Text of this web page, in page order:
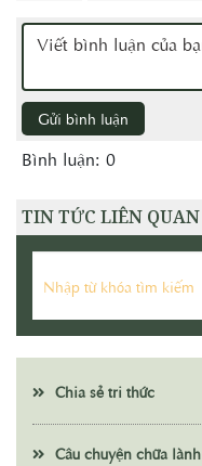
Gửi bình luận
Bình luận: 0
TIN TỨC LIÊN QUAN
Chia sẻ tri thức
Câu chuyện chữa lành